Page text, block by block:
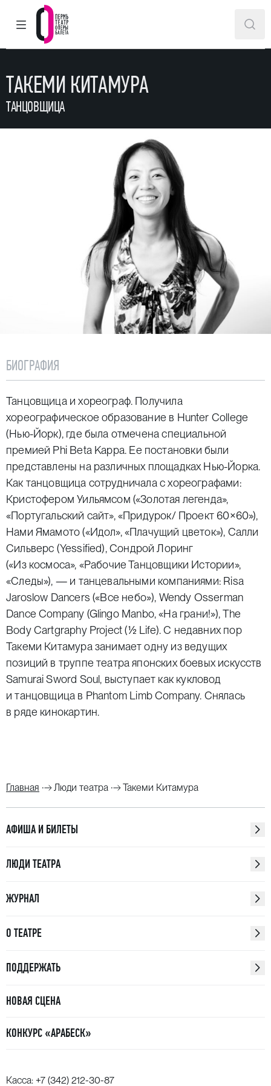
ГЛАВНОЕ МЕНЮ
Пермский театр оперы и балета
ТАКЕМИ КИТАМУРА
ТАНЦОВЩИЦА
БИОГРАФИЯ
Танцовщица и хореограф. Получила
хореографическое образование в Hunter College
(Нью-Йорк), где была отмечена специальной
премией Phi Beta Kappa. Ее постановки были
представлены на различных площадках Нью-Йорка.
Как танцовщица сотрудничала c хореографами:
Кристофером Уильямсом («Золотая легенда»,
«Португальский сайт», «Придурок/ Проект 60×60»),
Нами Ямамото («Идол», «Плачущий цветок»), Салли
Сильверс (Yessified), Сондрой Лоринг
(«Из космоса», «Рабочие Танцовщики Истории»,
«Следы»), — и танцевальными компаниями: Risa
Jaroslow Dancers («Все небо»), Wendy Osserman
Dance Company (Glingo Manbo, «На грани!»),The
Body Cartgraphy Project(½ Life). С недавних пор
Такеми Китамура занимает одну из ведущих
позиций в труппе театра японских боевых искусств
Samurai Sword Soul, выступает как кукловод
и танцовщица в Phantom Limb Company. Снялась
в ряде кинокартин.
Главная Люди театра Такеми Китамура
АФИША И БИЛЕТЫ
ЛЮДИ ТЕАТРА
ЖУРНАЛ
О ТЕАТРЕ
ПОДДЕРЖАТЬ
НОВАЯ СЦЕНА
КОНКУРС «АРАБЕСК»
Касса: +7 (342) 212-30-87